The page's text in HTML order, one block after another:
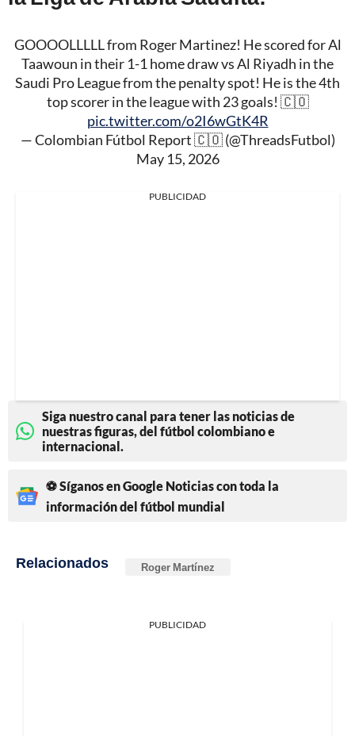
GOOOOLLLLL from Roger Martinez! He scored for Al
Taawoun in their 1-1 home draw vs Al Riyadh in the
Saudi Pro League from the penalty spot! He is the 4th
top scorer in the league with 23 goals! 🇨🇴
pic.twitter.com/o2I6wGtK4R
— Colombian Fútbol Report 🇨🇴 (@ThreadsFutbol)
May 15, 2026
PUBLICIDAD
Siga nuestro canal para tener las noticias de
nuestras figuras, del fútbol colombiano e
internacional.
⚽ Síganos en Google Noticias con toda la
información del fútbol mundial
Relacionados Roger Martínez
PUBLICIDAD